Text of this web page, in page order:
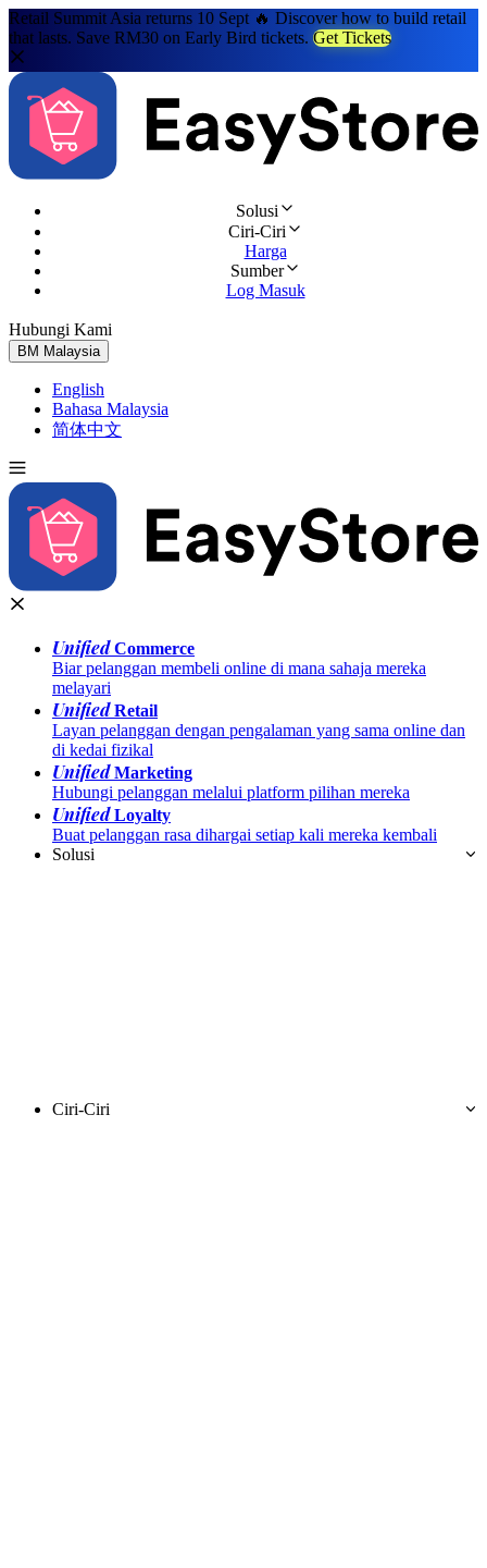
Retail Summit Asia returns 10 Sept 🔥 Discover how to build retail
that lasts. Save RM30 on Early Bird tickets. Get Tickets
Solusi
Ciri-Ciri
Harga
Sumber
Log Masuk
Hubungi Kami
BM Malaysia
English
Bahasa Malaysia
简体中文
UnifiedCommerce
Biar pelanggan membeli online di mana sahaja mereka
melayari
UnifiedRetail
Layan pelanggan dengan pengalaman yang sama online dan
di kedai fizikal
UnifiedMarketing
Hubungi pelanggan melalui platform pilihan mereka
UnifiedLoyalty
Buat pelanggan rasa dihargai setiap kali mereka kembali
Solusi
Ciri-Ciri